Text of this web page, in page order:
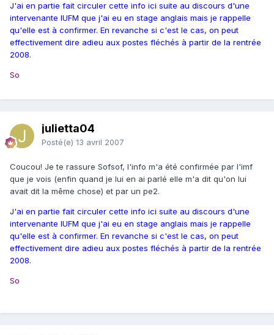
J'ai en partie fait circuler cette info ici suite au discours d'une
intervenante IUFM que j'ai eu en stage anglais mais je rappelle
qu'elle est à confirmer. En revanche si c'est le cas, on peut
effectivement dire adieu aux postes fléchés à partir de la rentrée
2008.
So
julietta04
Posté(e) 13 avril 2007
Coucou! Je te rassure Sofsof, l'info m'a été confirmée par l'imf
que je vois (enfin quand je lui en ai parlé elle m'a dit qu'on lui
avait dit la même chose) et par un pe2.
J'ai en partie fait circuler cette info ici suite au discours d'une
intervenante IUFM que j'ai eu en stage anglais mais je rappelle
qu'elle est à confirmer. En revanche si c'est le cas, on peut
effectivement dire adieu aux postes fléchés à partir de la rentrée
2008.
So